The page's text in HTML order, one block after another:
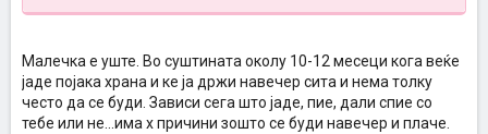
Малечка е уште. Во суштината околу 10-12 месеци кога веќе
јаде појака храна и ке ја држи навечер сита и нема толку
често да се буди. Зависи сега што јаде, пие, дали спие со
тебе или не...има х причини зошто се буди навечер и плаче.